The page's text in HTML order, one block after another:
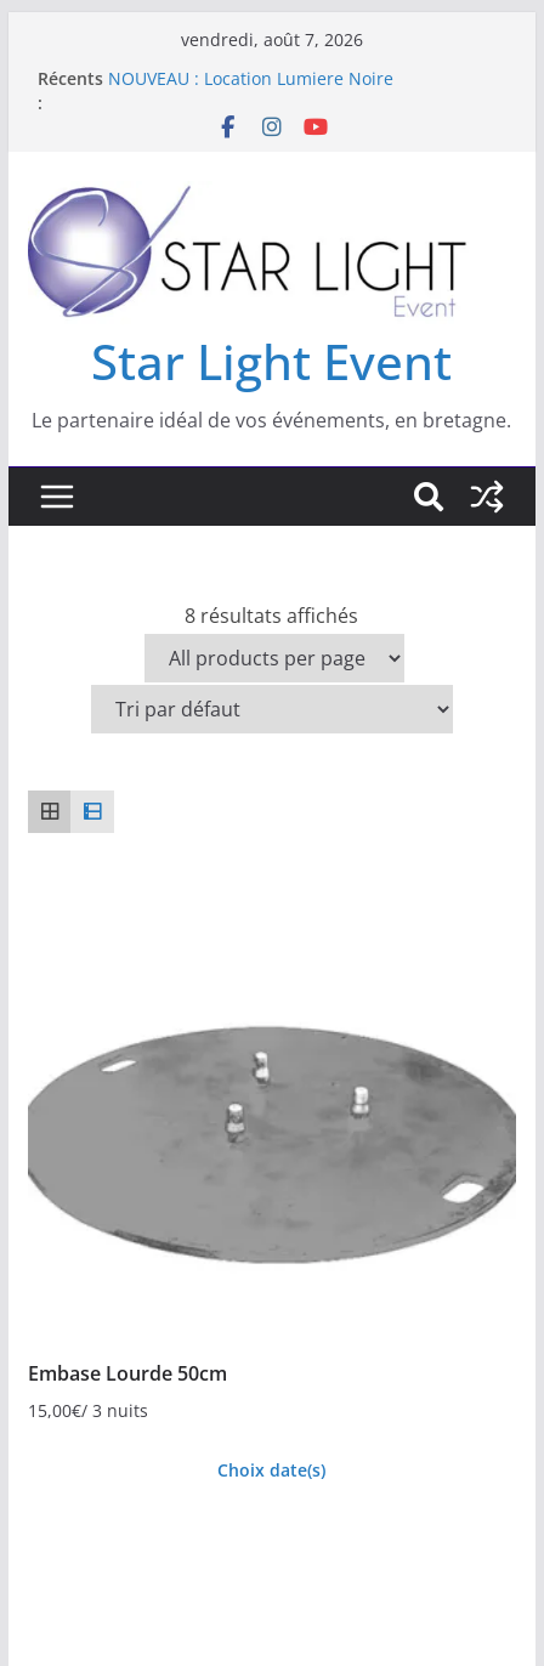
vendredi, août 7, 2026
Récents
:
Star Light Event est spécialisé dans les
NOUVEAU : Location Lumiere Noire
réveillons
Star Light Event
Star Light Event
Le partenaire idéal de vos événements, en bretagne.
8 résultats affichés
Embase Lourde 50cm
15,00€/ 3 nuits
Choix date(s)